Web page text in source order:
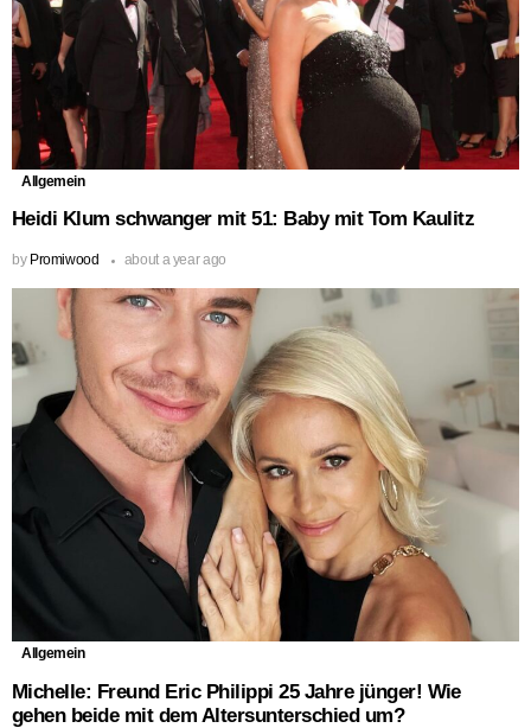
Allgemein
Heidi Klum schwanger mit 51: Baby mit Tom Kaulitz
by Promiwood about a year ago
Allgemein
Michelle: Freund Eric Philippi 25 Jahre jünger! Wie
gehen beide mit dem Altersunterschied um?